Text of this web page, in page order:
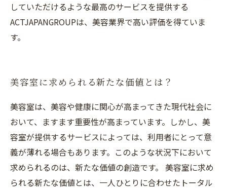
していただけるような最高のサービスを提供する
ACTJAPANGROUPは、美容業界で高い評価を得ていま
す。
美容室に求められる新たな価値とは？
美容室は、美容や健康に関心が高まってきた現代社会に
おいて、ますます重要性が高まっています。しかし、美
容室が提供するサービスによっては、利用者にとって意
義が薄れる場合もあります。このような状況下において
求められるのは、新たな価値の創造です。 美容室に求め
られる新たな価値とは、一人ひとりに合わせたトータル